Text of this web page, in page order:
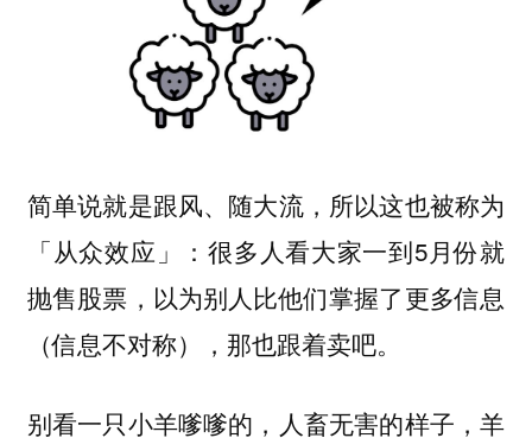
简单说就是跟风、随大流，所以这也被称为
「从众效应」
：很多人看大家一到5月份就
抛售股票，以为别人比他们掌握了更多信息
（信息不对称），那也跟着卖吧。
别看一只小羊嗲嗲的，人畜无害的样子，羊